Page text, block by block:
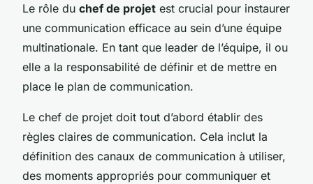
Le rôle du chef de projet est crucial pour instaurer
une communication efficace au sein d’une équipe
multinationale. En tant que leader de l’équipe, il ou
elle a la responsabilité de définir et de mettre en
place le plan de communication.
Le chef de projet doit tout d’abord établir des
règles claires de communication. Cela inclut la
définition des canaux de communication à utiliser,
des moments appropriés pour communiquer et